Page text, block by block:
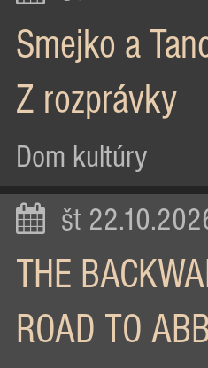
Smejko a
Z rozprávky
Dom kultúry
št
THE
ROAD TO